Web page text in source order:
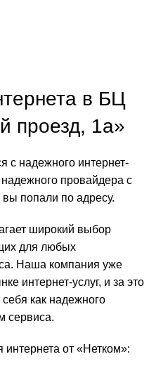
в БЦ
проезд, 1а»
с надежного интернет-
провайдера с
вы попали по адресу.
широкий выбор
для любых
Наша компания уже
интернет-услуг, и за это
как надежного
сервиса.
от «Нетком»: